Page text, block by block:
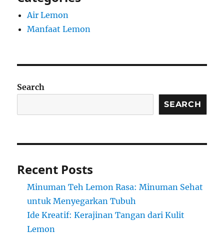
Air Lemon
Manfaat Lemon
Search
SEARCH
Recent Posts
Minuman Teh Lemon Rasa: Minuman Sehat
untuk Menyegarkan Tubuh
Ide Kreatif: Kerajinan Tangan dari Kulit
Lemon